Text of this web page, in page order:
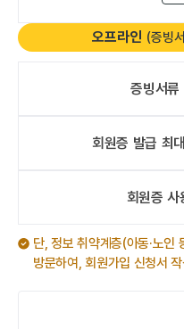
오프라인 (증빙
증빙서류
회원증 발급 최
회원증 사
단, 정보 취약계층(아동·노인
방문하여, 회원가입 신청서